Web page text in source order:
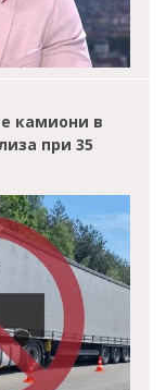
камиони в
при 35